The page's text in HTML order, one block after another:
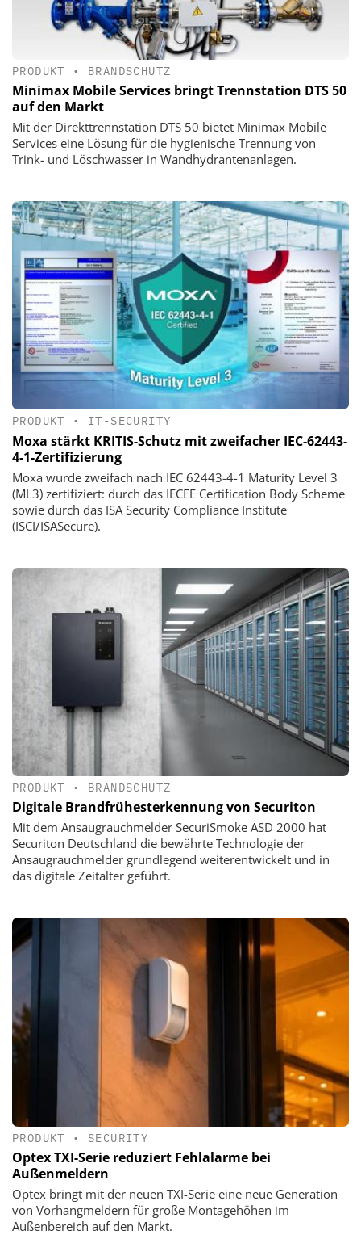
PRODUKT • BRANDSCHUTZ
Minimax Mobile Services bringt Trennstation DTS 50
auf den Markt
Mit der Direkttrennstation DTS 50 bietet Minimax Mobile
Services eine Lösung für die hygienische Trennung von
Trink- und Löschwasser in Wandhydrantenanlagen.
PRODUKT • IT-SECURITY
Moxa stärkt KRITIS-Schutz mit zweifacher IEC-62443-
4-1-Zertifizierung
Moxa wurde zweifach nach IEC 62443-4-1 Maturity Level 3
(ML3) zertifiziert: durch das IECEE Certification Body Scheme
sowie durch das ISA Security Compliance Institute
(ISCI/ISASecure).
PRODUKT • BRANDSCHUTZ
Digitale Brandfrühesterkennung von Securiton
Mit dem Ansaugrauchmelder SecuriSmoke ASD 2000 hat
Securiton Deutschland die bewährte Technologie der
Ansaugrauchmelder grundlegend weiterentwickelt und in
das digitale Zeitalter geführt.
PRODUKT • SECURITY
Optex TXI-Serie reduziert Fehlalarme bei
Außenmeldern
Optex bringt mit der neuen TXI-Serie eine neue Generation
von Vorhangmeldern für große Montagehöhen im
Außenbereich auf den Markt.